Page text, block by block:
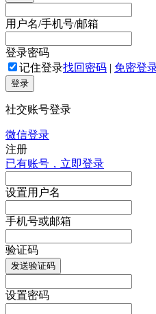
用户名/手机号/邮箱
登录密码
记住登录找回密码 | 免密登
登录
社交账号登录
微信登录
注册
已有账号，立即登录
设置用户名
手机号或邮箱
验证码
发送验证码
设置密码